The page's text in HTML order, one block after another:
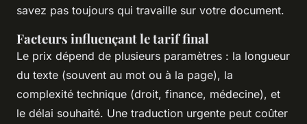
savez pas toujours qui travaille sur votre document.
Facteurs influençant le tarif final
Le prix dépend de plusieurs paramètres : la longueur
du texte (souvent au mot ou à la page), la
complexité technique (droit, finance, médecine), et
le délai souhaité. Une traduction urgente peut coûter